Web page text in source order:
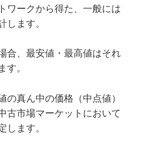
ワークから得た、一般には
します。
合、最安値・最高値はそれ
す。
の真ん中の価格（中点値）
古市場マーケットにおいて
します。